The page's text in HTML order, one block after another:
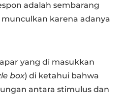
adalah sembarang
karena adanya
yang di masukkan
box) di ketahui bahwa
antara stimulus dan